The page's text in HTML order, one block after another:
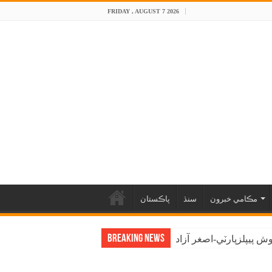
FRIDAY , AUGUST 7 2026
پاڪستان سنڌ مڪامي خبرون
Breaking News اصغر آزاد
راشد شاهه راشدي